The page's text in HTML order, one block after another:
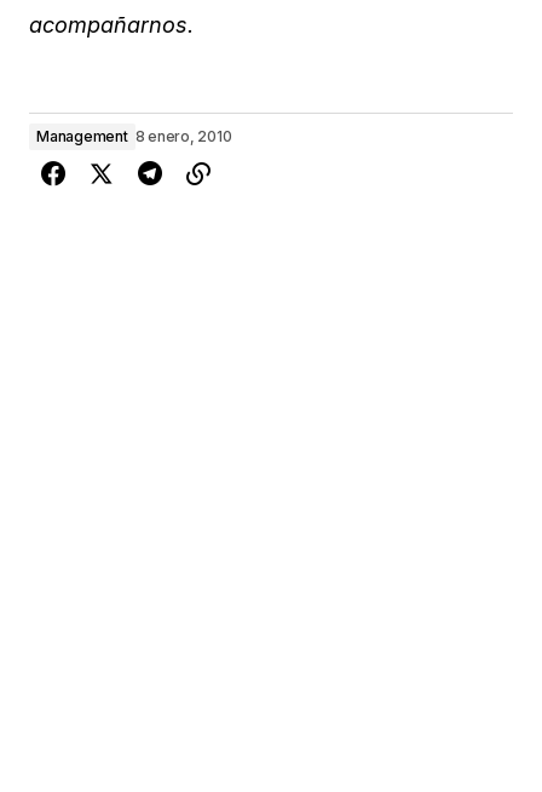
acompañarnos.
Management 8 enero, 2010